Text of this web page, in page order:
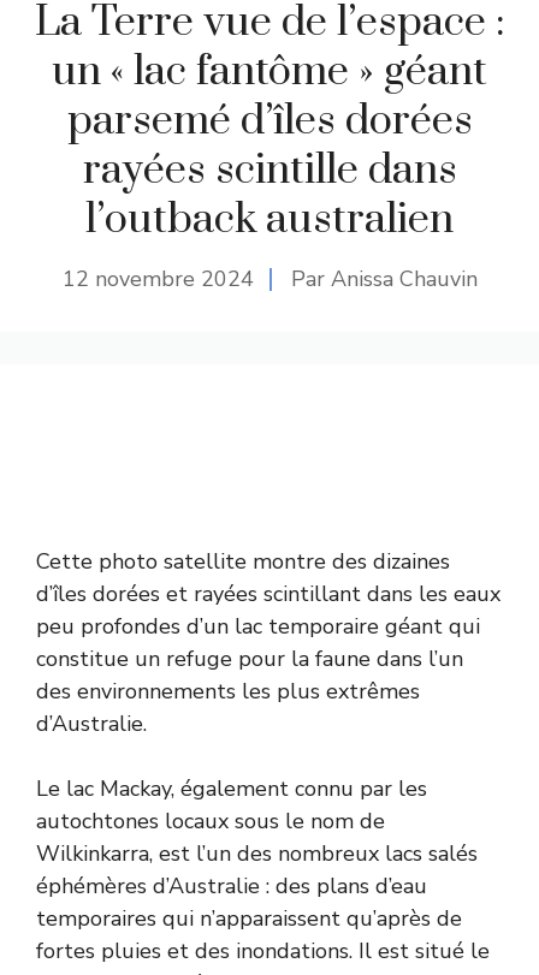
La Terre vue de l’espace :
un « lac fantôme » géant
parsemé d’îles dorées
rayées scintille dans
l’outback australien
12 novembre 2024 Par Anissa Chauvin
Cette photo satellite montre des dizaines
d’îles dorées et rayées scintillant dans les eaux
peu profondes d’un lac temporaire géant qui
constitue un refuge pour la faune dans l’un
des environnements les plus extrêmes
d’Australie.
Le lac Mackay, également connu par les
autochtones locaux sous le nom de
Wilkinkarra, est l’un des nombreux lacs salés
éphémères d’Australie : des plans d’eau
temporaires qui n’apparaissent qu’après de
fortes pluies et des inondations. Il est situé le